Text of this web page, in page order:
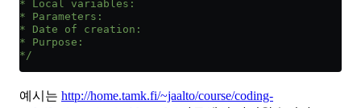
* Local variables:
* Parameters:
* Date of creation:
* Purpose:
*/
예시는 http://home.tamk.fi/~jaalto/course/coding-